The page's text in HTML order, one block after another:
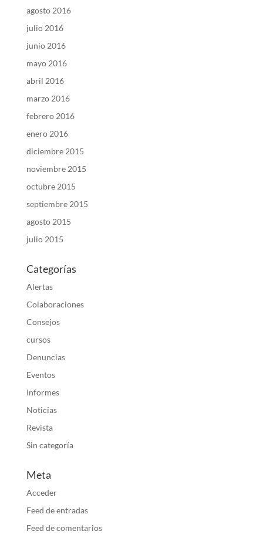
agosto 2016
julio 2016
junio 2016
mayo 2016
abril 2016
marzo 2016
febrero 2016
enero 2016
diciembre 2015
noviembre 2015
octubre 2015
septiembre 2015
agosto 2015
julio 2015
Categorías
Alertas
Colaboraciones
Consejos
cursos
Denuncias
Eventos
Informes
Noticias
Revista
Sin categoría
Meta
Acceder
Feed de entradas
Feed de comentarios